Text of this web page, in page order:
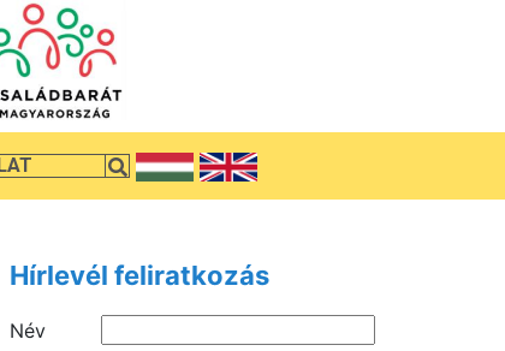
Hírlevél feliratkozás
Név